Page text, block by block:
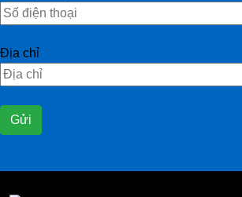
Địa chỉ